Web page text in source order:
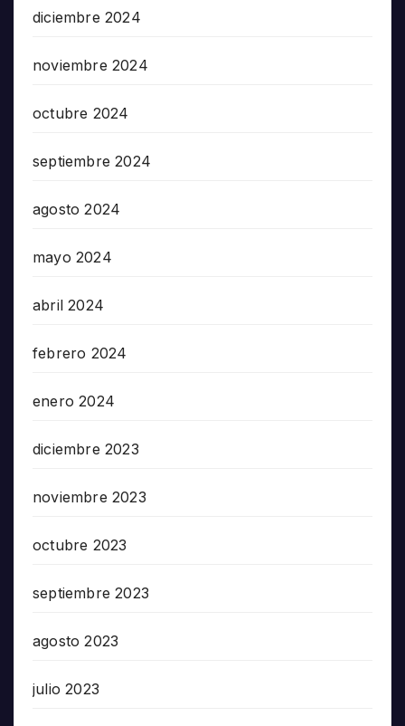
diciembre 2024
noviembre 2024
octubre 2024
septiembre 2024
agosto 2024
mayo 2024
abril 2024
febrero 2024
enero 2024
diciembre 2023
noviembre 2023
octubre 2023
septiembre 2023
agosto 2023
julio 2023